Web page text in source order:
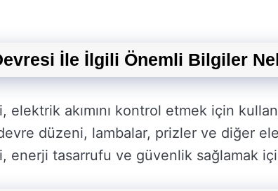
İle İlgili Önemli Bilgiler
elektrik akımını kontrol etmek için
düzeni, lambalar, prizler ve diğer
enerji tasarrufu ve güvenlik sağlamak